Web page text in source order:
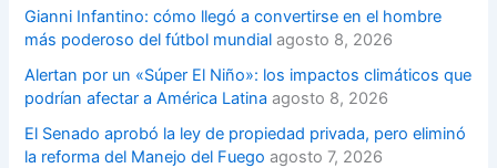
Gianni Infantino: cómo llegó a convertirse en el hombre
más poderoso del fútbol mundial agosto 8, 2026
Alertan por un «Súper El Niño»: los impactos climáticos que
podrían afectar a América Latina agosto 8, 2026
El Senado aprobó la ley de propiedad privada, pero eliminó
la reforma del Manejo del Fuego agosto 7, 2026